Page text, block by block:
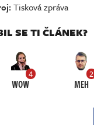
Tisková zpráva
SE TI ČLÁNEK?
4
WOW
2
MEH